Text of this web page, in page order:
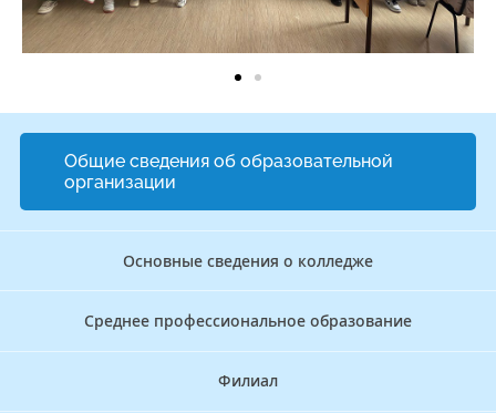
Общие сведения об образовательной
организации
Основные сведения о колледже
Среднее профессиональное образование
Филиал